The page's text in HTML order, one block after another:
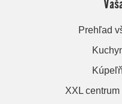
Prehľad
XXL